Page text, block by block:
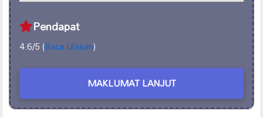
Pendapat
4.6/5 (Baca Ulasan)
MAKLUMAT LANJUT